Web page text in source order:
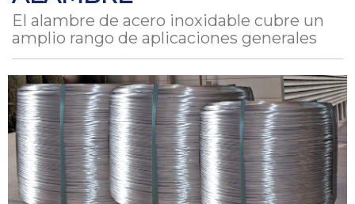
|
El alambre de acero inoxidable cubre un
amplio rango de aplicaciones generales